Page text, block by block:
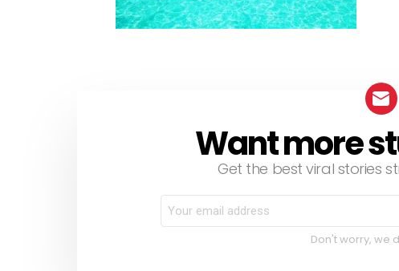
NEWSLETTERWant more
Get the best viral stories
Don't worry, we